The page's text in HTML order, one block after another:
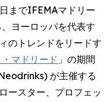
までIFEMAマドリー
ヨーロッパを代表す
のトレンドをリードす
マドリード 」の期間
が主催する
ースター、プロフェッ